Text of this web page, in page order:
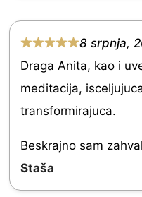
.
0
o
u
t
f
5
d
5
.
8 srpnja,
Draga Anita, kao i
meditacija,
transformirajuca.
Beskrajno sam
Staša